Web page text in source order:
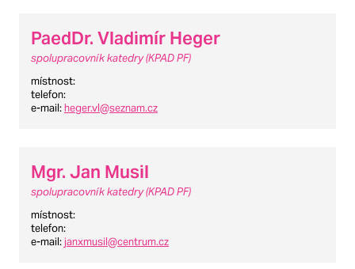
PaedDr. Vladimír Heger
spolupracovník katedry (KPAD PF)
místnost:
telefon:
e-mail:heger.vl@seznam.cz
Mgr. Jan Musil
spolupracovník katedry (KPAD PF)
místnost:
telefon:
e-mail: janxmusil@centrum.cz